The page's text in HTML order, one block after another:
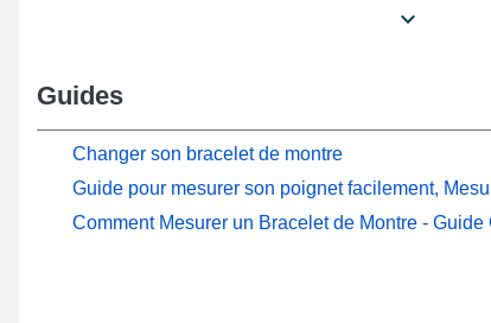
Guides
Changer son bracelet de montre
Guide pour mesurer son poignet facilement,
Comment Mesurer un Bracelet de Montre - Guide